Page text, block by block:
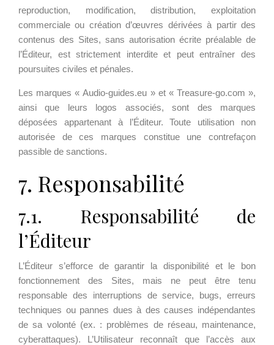
reproduction, modification, distribution, exploitation
commerciale ou création d’œuvres dérivées à partir des
contenus des Sites, sans autorisation écrite préalable de
l’Éditeur, est strictement interdite et peut entraîner des
poursuites civiles et pénales.
Les marques « Audio-guides.eu » et « Treasure-go.com »,
ainsi que leurs logos associés, sont des marques
déposées appartenant à l’Éditeur. Toute utilisation non
autorisée de ces marques constitue une contrefaçon
passible de sanctions.
7. Responsabilité
7.1. Responsabilité de
l’Éditeur
L’Éditeur s’efforce de garantir la disponibilité et le bon
fonctionnement des Sites, mais ne peut être tenu
responsable des interruptions de service, bugs, erreurs
techniques ou pannes dues à des causes indépendantes
de sa volonté (ex. : problèmes de réseau, maintenance,
cyberattaques). L’Utilisateur reconnaît que l’accès aux